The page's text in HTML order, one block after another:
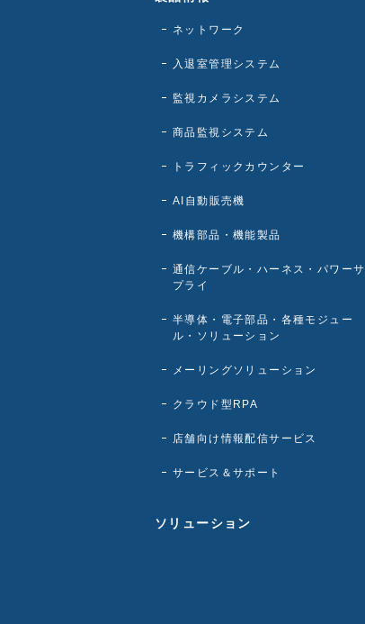
ネットワーク
入退室管理システム
監視カメラシステム
商品監視システム
トラフィックカウンター
AI自動販売機
機構部品・機能製品
通信ケーブル・ハーネス・パワーサ
プライ
半導体・電子部品・各種モジュー
ル・ソリューション
メーリングソリューション
クラウド型RPA
店舗向け情報配信サービス
サービス＆サポート
ソリューション